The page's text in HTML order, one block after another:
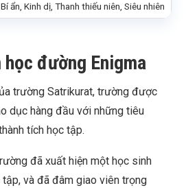
Bí ẩn, Kinh dị, Thanh thiếu niên, Siêu nhiên
đường Enigma
trường Satrikurat, trường được
dục hàng đầu với những tiêu
tích học tập.
đã xuất hiện một học sinh
và đã đâm giao viên trọng